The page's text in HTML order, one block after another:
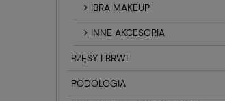
IBRA MAKEUP
INNE AKCESORIA
RZĘSY I BRWI
PODOLOGIA